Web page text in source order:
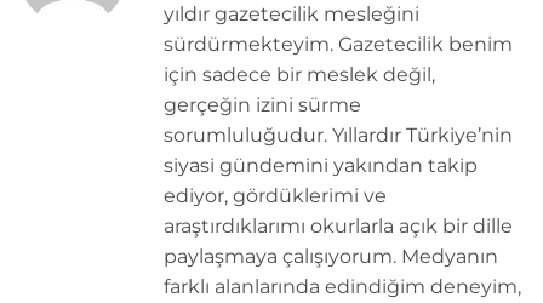
yıldır gazetecilik mesleğini
sürdürmekteyim. Gazetecilik benim
için sadece bir meslek değil,
gerçeğin izini sürme
sorumluluğudur. Yıllardır Türkiye’nin
siyasi gündemini yakından takip
ediyor, gördüklerimi ve
araştırdıklarımı okurlarla açık bir dille
paylaşmaya çalışıyorum. Medyanın
farklı alanlarında edindiğim deneyim,